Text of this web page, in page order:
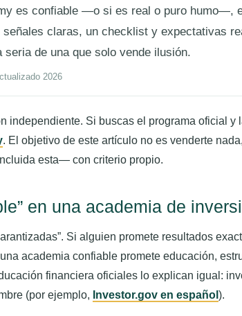
es confiable —o si es real o puro humo—,
claras, un checklist y expectativas
de una que solo vende ilusión.
2026
independiente. Si buscas el programa oficial y
. El objetivo de este artículo no es venderte
esta— con criterio propio.
en una academia de
Si alguien promete resultados
academia confiable promete educación,
financiera oficiales lo explican igual:
(por ejemplo, Investor.gov en español ).